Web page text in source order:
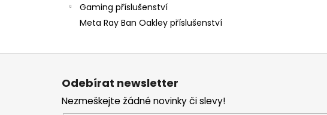
Gaming příslušenství
Meta Ray Ban Oakley příslušenství
Z
Odebírat newsletter
Nezmeškejte žádné novinky či slevy!